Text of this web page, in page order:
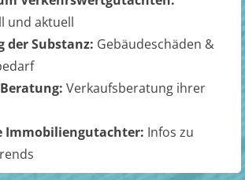
und aktuell
der Substanz: Gebäudeschäden &
Verkaufsberatung ihrer
Immobiliengutachter: Infos zu